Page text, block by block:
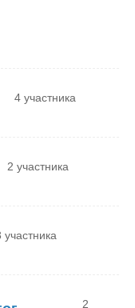
4 участника
2 участника
участника
2